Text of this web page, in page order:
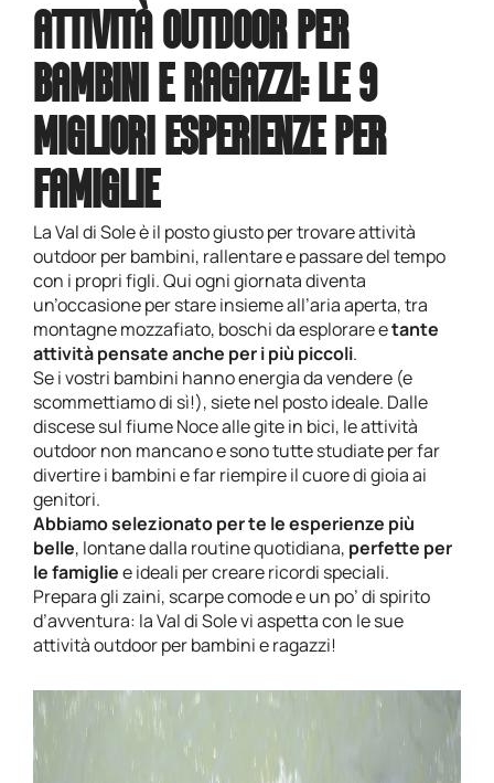
ATTIVITÀ OUTDOOR PER
BAMBINI E RAGAZZI: LE 9
MIGLIORI ESPERIENZE PER
FAMIGLIE
La Val di Sole è il posto giusto per trovare attività
outdoor per bambini, rallentare e passare del tempo
con i propri figli. Qui ogni giornata diventa
un’occasione per stare insieme all’aria aperta, tra
montagne mozzafiato, boschi da esplorare etante
attività pensate anche per i più piccoli.
Se i vostri bambini hanno energia da vendere (e
scommettiamo di sì!), siete nel posto ideale. Dalle
discese sul fiume Noce alle gite in bici, le attività
outdoor non mancano e sono tutte studiate per far
divertire i bambini e far riempire il cuore di gioia ai
genitori.
Abbiamo selezionato per te le esperienze più
belle, lontane dalla routine quotidiana, perfette per
le famigliee ideali per creare ricordi speciali.
Prepara gli zaini, scarpe comode e un po’ di spirito
d’avventura: la Val di Sole vi aspetta con le sue
attività outdoor per bambini e ragazzi!